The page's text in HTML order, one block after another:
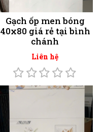
Gạch ốp men bóng
40x80 giá rẻ tại bình
chánh
Liên hệ